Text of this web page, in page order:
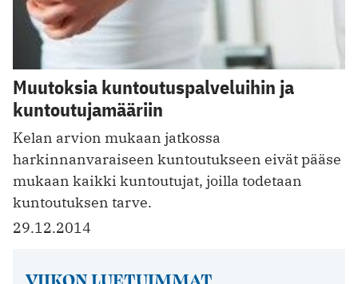
Muutoksia kuntoutuspalveluihin ja
kuntoutujamääriin
Kelan arvion mukaan jatkossa
harkinnanvaraiseen kuntoutukseen eivät pääse
mukaan kaikki kuntoutujat, joilla todetaan
kuntoutuksen tarve.
29.12.2014